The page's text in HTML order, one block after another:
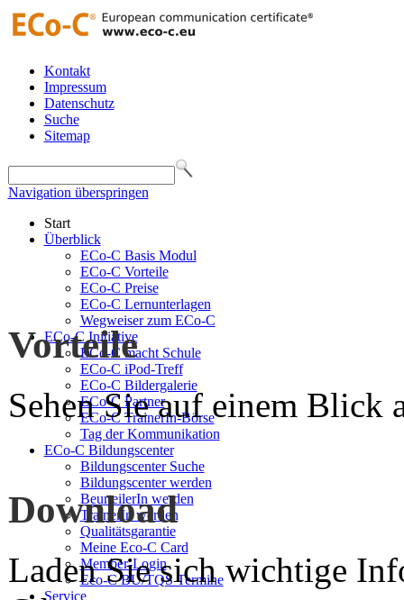
Kontakt
Impressum
Datenschutz
Suche
Sitemap
Navigation überspringen
Start
Überblick
ECo-C Basis Modul
ECo-C Vorteile
ECo-C Preise
ECo-C Lernunterlagen
Wegweiser zum ECo-C
ECo-C Initiative
ECo-C macht Schule
ECo-C iPod-Treff
ECo-C Bildergalerie
ECo-C Partner
ECo-C TrainerIn-Börse
Tag der Kommunikation
ECo-C Bildungscenter
Bildungscenter Suche
Bildungscenter werden
BeurteilerIn werden
TrainerIn werden
Qualitätsgarantie
Meine Eco-C Card
Member-Login
Eco-C BU/TQS Termine
Service
Vorteile
Sehen Sie auf einem Blick
Download
Laden Sie sich wichtige